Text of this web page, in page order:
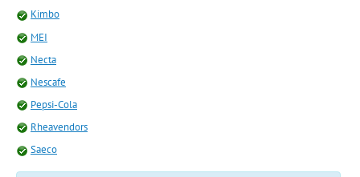
Kimbo
MEI
Necta
Nescafe
Pepsi-Cola
Rheavendors
Saeco